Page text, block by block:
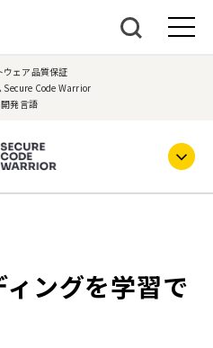
ウェア品質保証
Secure Code Warrior
発言語
ングを学習で